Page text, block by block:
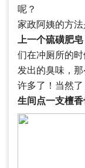
呢？
家政阿姨的方法
上一个硫磺肥皂
们在冲厕所的
发出的臭味，
许多了！当然
生间点一支檀